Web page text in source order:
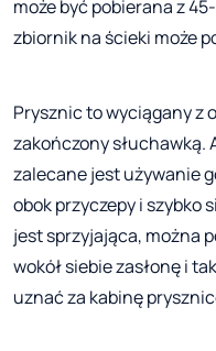
może być pobierana z
zbiornik na ścieki może
Prysznic to wyciągany z
zakończony słuchawką.
zalecane jest używanie
obok przyczepy i szybko
jest sprzyjająca, można
wokół siebie zasłonę i
uznać za kabinę